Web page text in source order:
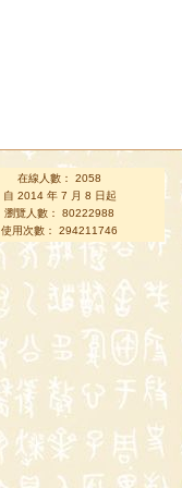
在線人數： 2058
自 2014 年 7 月 8 日起
瀏覽人數： 80222988
使用次數： 294211746